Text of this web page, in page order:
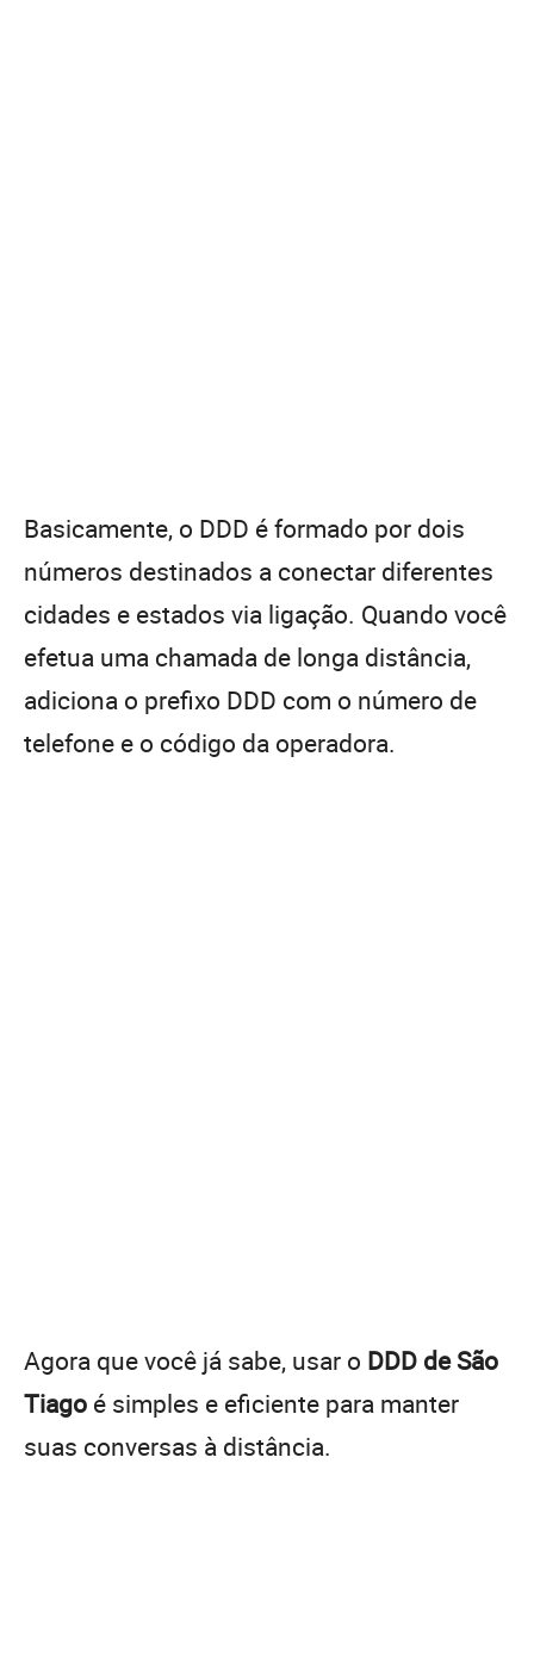
Basicamente, o DDD é formado por dois
números destinados a conectar diferentes
cidades e estados via ligação. Quando você
efetua uma chamada de longa distância,
adiciona o prefixo DDD com o número de
telefone e o código da operadora.
Agora que você já sabe, usar o DDD de São
Tiago é simples e eficiente para manter
suas conversas à distância.